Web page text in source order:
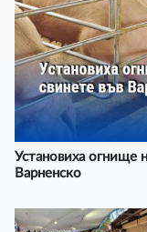
Установиха огнище
Варненско